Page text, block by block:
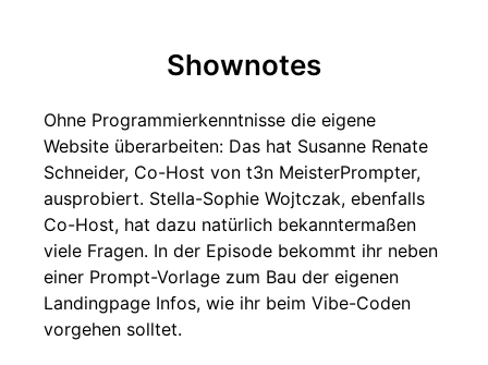
Shownotes
Ohne Programmierkenntnisse die eigene
Website überarbeiten: Das hat Susanne Renate
Schneider, Co-Host von t3n MeisterPrompter,
ausprobiert. Stella-Sophie Wojtczak, ebenfalls
Co-Host, hat dazu natürlich bekanntermaßen
viele Fragen. In der Episode bekommt ihr neben
einer Prompt-Vorlage zum Bau der eigenen
Landingpage Infos, wie ihr beim Vibe-Coden
vorgehen solltet.